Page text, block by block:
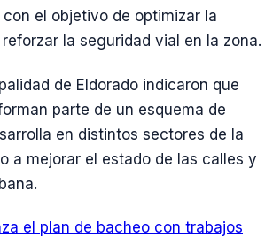
con el objetivo de optimizar la
la seguridad vial en la zona.
de Eldorado indicaron que
parte de un esquema de
en distintos sectores de la
a mejorar el estado de las calles y
el plan de bacheo con trabajos